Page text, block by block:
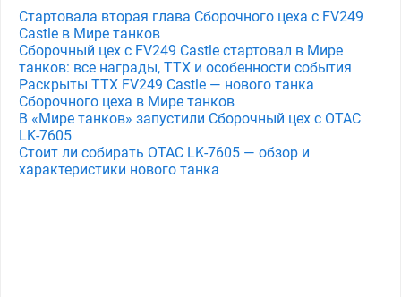
Стартовала вторая глава Сборочного цеха с FV249
Castle в Мире танков
Сборочный цех с FV249 Castle стартовал в Мире
танков: все награды, ТТХ и особенности события
Раскрыты ТТХ FV249 Castle — нового танка
Сборочного цеха в Мире танков
В «Мире танков» запустили Сборочный цех с OTAC
LK-7605
Стоит ли собирать OTAC LK-7605 — обзор и
характеристики нового танка